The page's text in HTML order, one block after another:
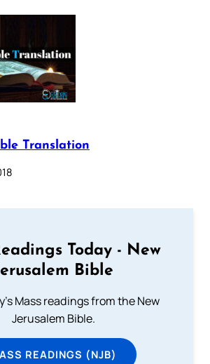
Translation
Today - New
Bible
Mass readings from the New
Jerusalem Bible.
READINGS (NJB)